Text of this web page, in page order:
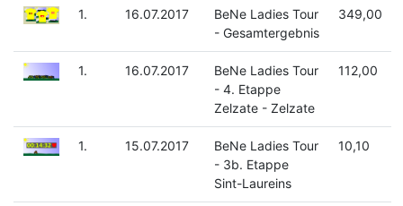
1. 16.07.2017
BeNe Ladies Tour
- Gesamtergebnis
349,00
1. 16.07.2017
BeNe Ladies Tour
- 4. Etappe
Zelzate - Zelzate
112,00
1. 15.07.2017
BeNe Ladies Tour
- 3b. Etappe
Sint-Laureins
10,10